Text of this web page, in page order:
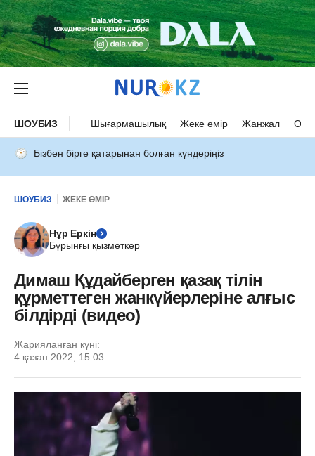
ШОУБИЗ Шығармашылық Жеке өмір Жанжал
Бізбен бірге қатарынан болған күндеріңіз
ШОУБИЗ ЖЕКЕ ӨМІР
Нұр Еркін
Бұрынғы қызметкер
Димаш Құдайберген қазақ тілін
құрметтеген жанкүйерлеріне алғыс
білдірді (видео)
Жарияланған күні:
4 қазан 2022, 15:03